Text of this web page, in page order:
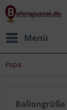
Menü
Papa
Ballongrüße